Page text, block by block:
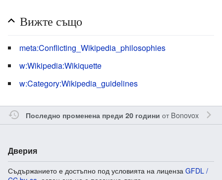
Вижте също
meta:Conflicting_Wikipedia_philosophies
w:Wikipedia:Wikiquette
w:Category:Wikipedia_guidelines
Последно променена преди 20 години от Bonovox
Дверия
Съдържанието е достъпно под условията на лиценза GFDL /